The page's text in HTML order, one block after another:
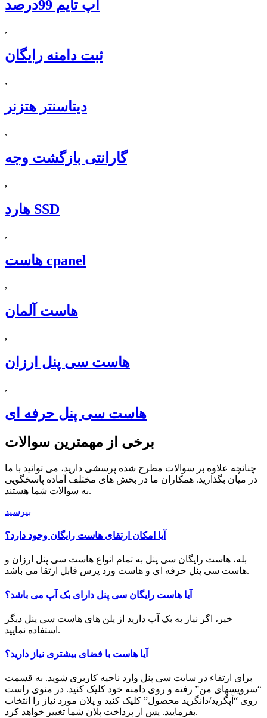
آپ تایم 99درصد
,
ثبت دامنه رایگان
,
دیتاسنتر هتزنر
,
گارانتی بازگشت وجه
,
هارد SSD
,
هاست cpanel
,
هاست آلمان
,
هاست سی پنل ارزان
,
هاست سی پنل حرفه ای
برخی از مهمترین سوالات
چنانچه علاوه بر سوالات مطرح شده پرسشی دارید، می توانید با ما
در میان بگذارید. همکاران ما در بخش های مختلف آماده پاسخگویی
به سوالات شما هستند.
بپرسید
آیا امکان ارتقای هاست رایگان وجود دارد؟
بله، هاست رایگان سی پنل به تمام انواع هاست سی پنل ارزان و
هاست سی پنل حرفه ای و هاست ورد پرس قابل ارتقا می باشد.
آیا هاست رایگان سی پنل دارای بک آپ می باشد؟
خیر، اگر نیاز به بک آپ دارید از پلن های هاست سی پنل دیگر
استفاده نمایید.
آیا هاست با فضای بیشتری نیاز دارید؟
برای ارتقاء در سایت سی پنل وارد ناحیه کاربری شوید. به قسمت
“سرویسهای من” رفته و روی دامنه خود کلیک کنید. در منوی راست
روی “آپگرید/دانگرید محصول” کلیک کنید و پلان مورد نیاز را انتخاب
بفرمایید. پس از پرداخت پلان شما تغییر خواهد کرد.